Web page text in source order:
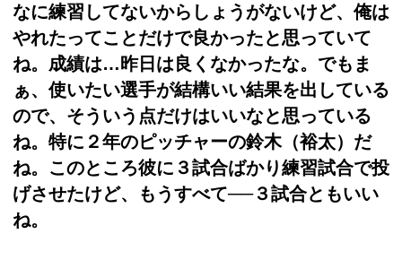
なに練習してないからしょうがないけど、俺は
やれたってことだけで良かったと思っていて
ね。成績は…昨日は良くなかったな。でもま
ぁ、使いたい選手が結構いい結果を出している
ので、そういう点だけはいいなと思っている
ね。特に２年のピッチャーの鈴木（裕太）だ
ね。このところ彼に３試合ばかり練習試合で投
げさせたけど、もうすべて──３試合ともいい
ね。